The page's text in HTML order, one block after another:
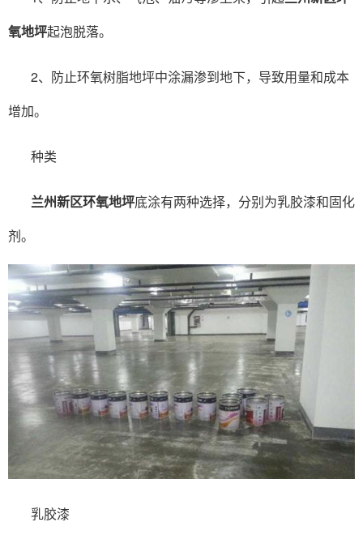
氧地坪起泡脱落。
2、防止环氧树脂地坪中涂漏渗到地下，导致用量和成本
增加。
种类
兰州新区环氧地坪底涂有两种选择，分别为乳胶漆和固化
剂。
乳胶漆